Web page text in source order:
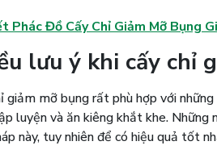
Phác Đồ Cấy Chỉ Giảm Mỡ Bụng
lưu ý khi cấy chỉ
giảm mỡ bụng rất phù hợp với
luyện và ăn kiêng khắt khe.
này, tuy nhiên để có hiệu quả tốt